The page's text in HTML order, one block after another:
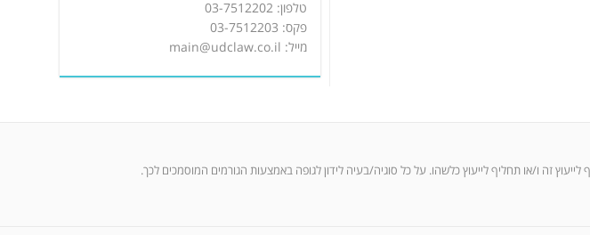
טלפון: 03-7512202
פקס: 03-7512203
מייל: main@udclaw.co.il
זה ו/או תחליף לייעוץ כלשהו. על כל סוגיה/בעיה לידון לגופה באמצעות הגורמים המוסמכים לכך.